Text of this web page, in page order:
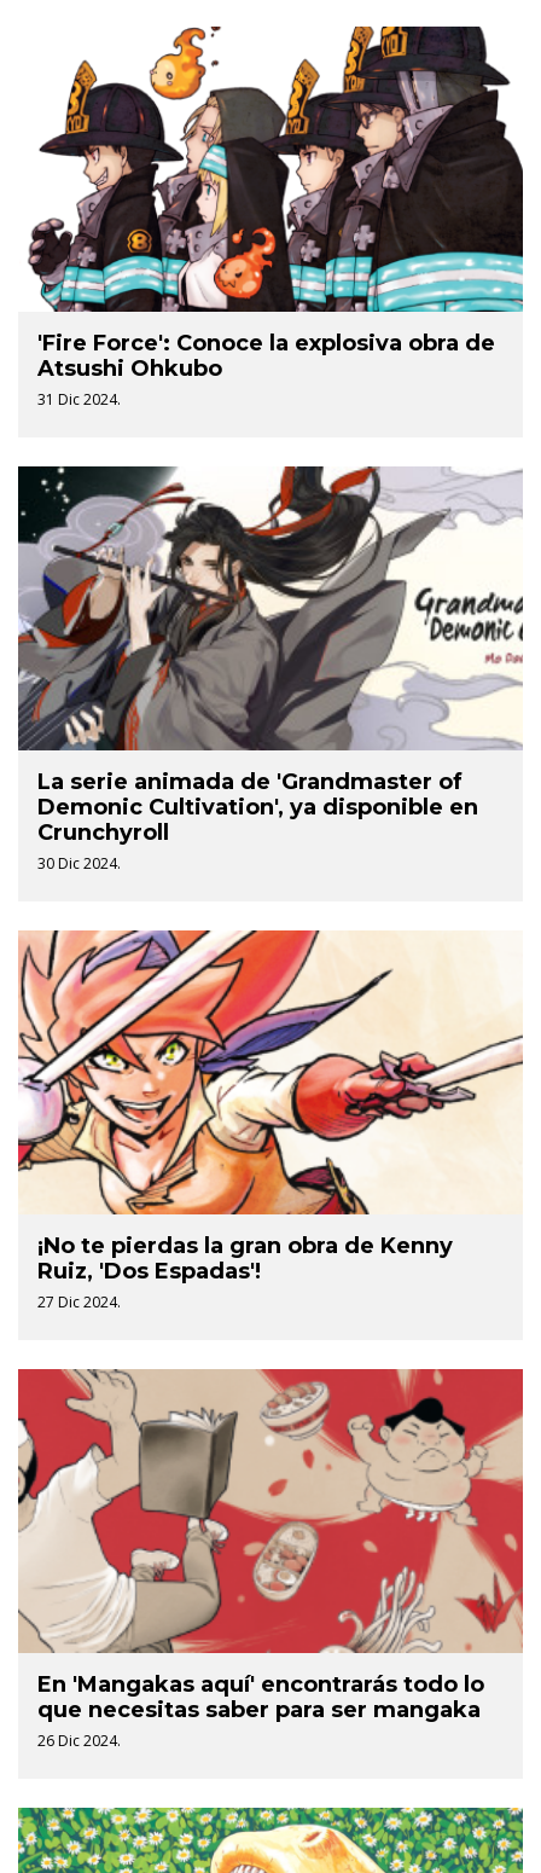
'Fire Force': Conoce la explosiva obra de
Atsushi Ohkubo
31 Dic 2024.
La serie animada de 'Grandmaster of
Demonic Cultivation', ya disponible en
Crunchyroll
30 Dic 2024.
¡No te pierdas la gran obra de Kenny
Ruiz, 'Dos Espadas'!
27 Dic 2024.
En 'Mangakas aquí' encontrarás todo lo
que necesitas saber para ser mangaka
26 Dic 2024.